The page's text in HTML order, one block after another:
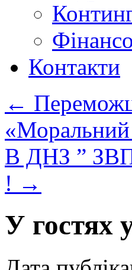
Контакти
←
В ДНЗ ”
! →
У гостях